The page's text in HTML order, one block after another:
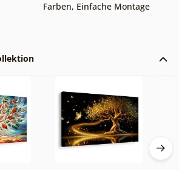
Farben, Einfache Montage